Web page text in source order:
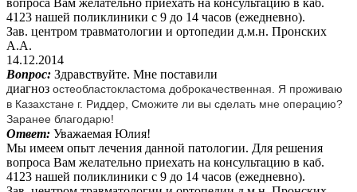
вопроса Вам желательно приехать на консультацию в каб.
4123 нашей поликлиники с 9 до 14 часов (ежедневно).
Зав. центром травматологии и ортопедии д.м.н. Пронских
А.А.
14.12.2014
Вопрос: Здравствуйте. Мне поставили
диагноз остеобластокластома доброкачественная. Я проживаю
в Казахстане г. Риддер, Сможите ли вы сделать мне операцию?
Заранее благодарю!
Ответ: Уважаемая Юлия!
Мы имеем опыт лечения данной патологии. Для решения
вопроса Вам желательно приехать на консультацию в каб.
4123 нашей поликлиники с 9 до 14 часов (ежедневно).